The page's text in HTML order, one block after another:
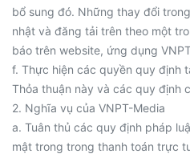
bổ sung đó. Những thay đổi
nhật và đăng tải trên theo một
báo trên website, ứng dụng
f. Thực hiện các quyền quy định
Thỏa thuận này và các quy định
2. Nghĩa vụ của VNPT-Media
a. Tuân thủ các quy định pháp
mật trong trong thanh toán trực